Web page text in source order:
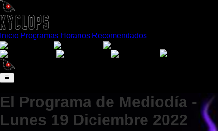
Inicio Programas Horarios Recomendados
El Programa de Mediodía -
Lunes 19 Diciembre 2022